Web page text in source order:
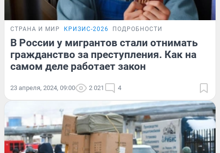
СТРАНА И МИР КРИЗИС-2026 ПОДРОБНОСТИ
В России у мигрантов стали отнимать
гражданство за преступления. Как на
самом деле работает закон
23 апреля, 2024, 09:00 2 021 4